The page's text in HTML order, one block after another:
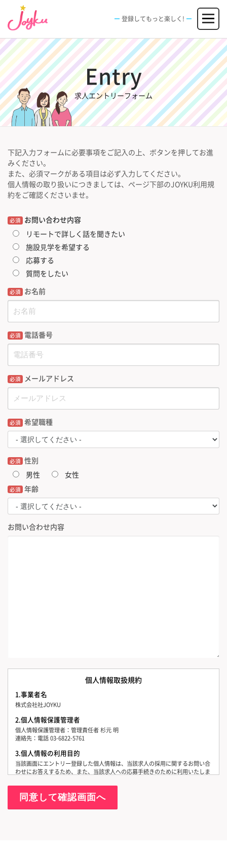
ン
ツ
へ
ス
キ
ッ
プ
メニュー
JOBS
求人情報
FACILITIES
施設
SPECIAL
エンタメ特典
EVENT
イベント
新規登録 ログイン
登録してもっと楽しく!
Entry
求人エントリーフォーム
下記入力フォームに必要事項をご記入の上、ボタンを押してお進
みください。
また、必須マークがある項目は必ず入力してください。
個人情報の取り扱いにつきましては、ページ下部のJOYKU利用規
約をご確認くださいませ。
必須 お問い合わせ内容
リモートで詳しく話を聞きたい
施設⾒学を希望する
応募する
質問をしたい
必須 お名前
必須 電話番号
必須 メールアドレス
必須 希望職種
必須 性別
男性
女性
必須 年齢
お問い合わせ内容
個人情報取扱規約
1.事業者名
株式会社社JOYKU
2.個人情報保護管理者
個人情報保護管理者：管理責任者 杉元 明
連絡先：電話 03-6822-5761
3.個人情報の利用目的
当該画面にエントリー登録した個人情報は、当該求人の採用に関するお問い合
わせにお答えするため、また、当該求人への応募手続きのために利用いたしま
4.個人情報の第三者提供について